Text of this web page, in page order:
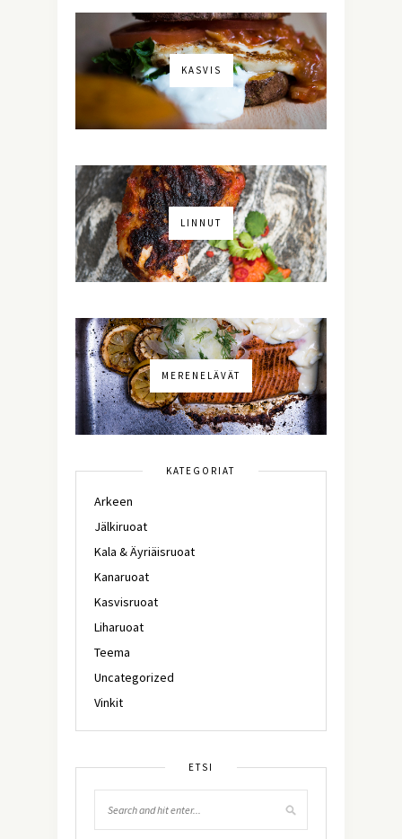
KASVIS
LINNUT
MERENELÄVÄT
KATEGORIAT
Arkeen
Jälkiruoat
Kala & Äyriäisruoat
Kanaruoat
Kasvisruoat
Liharuoat
Teema
Uncategorized
Vinkit
ETSI